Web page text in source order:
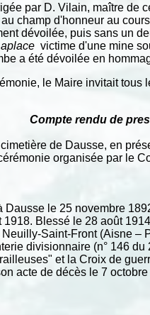
par D. Vilain, maître de
champ d'honneur au
dévoilée, puis sans un
victime d'une mine
a été dévoilée en
le Maire invitait tous
Compte rendu de
de Dausse, en
organisée par le
Dausse le 25 novembre
Blessé le 28 août
Neuilly-Saint-Front (Aisne
divisionnaire (n° 146
et la Croix de
acte de décès le 7